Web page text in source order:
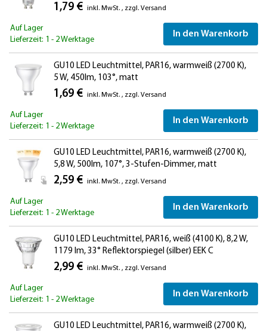
1,79 € inkl. MwSt. , zzgl. Versand
Auf Lager
Lieferzeit: 1 - 2 Werktage
In den Warenkorb
GU10 LED Leuchtmittel, PAR16, warmweiß (2700 K),
5 W, 450lm, 103°, matt
1,69 € inkl. MwSt. , zzgl. Versand
Auf Lager
Lieferzeit: 1 - 2 Werktage
In den Warenkorb
GU10 LED Leuchtmittel, PAR16, warmweiß (2700 K),
5,8 W, 500lm, 107°, 3-Stufen-Dimmer, matt
2,59 € inkl. MwSt. , zzgl. Versand
Auf Lager
Lieferzeit: 1 - 2 Werktage
In den Warenkorb
GU10 LED Leuchtmittel, PAR16, weiß (4100 K), 8,2 W,
1179 lm, 33° Reflektorspiegel (silber) EEK C
2,99 € inkl. MwSt. , zzgl. Versand
Auf Lager
Lieferzeit: 1 - 2 Werktage
In den Warenkorb
GU10 LED Leuchtmittel, PAR16, warmweiß (2700 K),